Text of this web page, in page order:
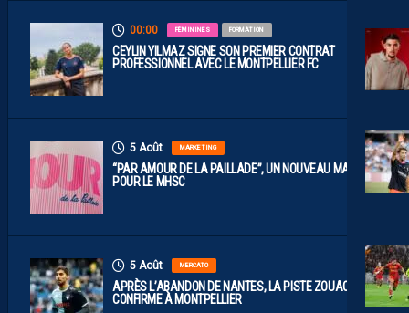
00:00 FÉMININES FORMATION
CEYLIN YILMAZ SIGNE SON PREMIER CONTRAT
PROFESSIONNEL AVEC LE MONTPELLIER FC
5 Août MARKETING
“PAR AMOUR DE LA PAILLADE”, UN NOUVEAU MAILLOT
POUR LE MHSC
5 Août MERCATO
APRÈS L’ABANDON DE NANTES, LA PISTE ZOUAOUI SE
CONFIRME À MONTPELLIER